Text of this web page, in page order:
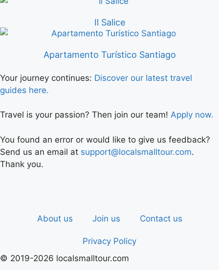
Il Salice
Apartamento Turístico Santiago
Your journey continues: Discover our latest travel
guides here.
Travel is your passion? Then join our team! Apply now.
You found an error or would like to give us feedback?
Send us an email at support@localsmalltour.com.
Thank you.
About us Join us Contact us
Privacy Policy
© 2019-2026 localsmalltour.com